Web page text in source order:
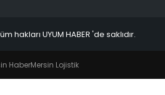
hakları UYUM HABER 'de saklıdır.
HaberMersin Lojistik